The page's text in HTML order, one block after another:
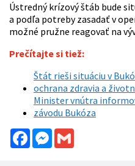
Ústredný krízový štáb bude
a podľa potreby zasadať v
možné pružne reagovať na
Prečítajte si tiež:
Štát rieši situáciu v
ochrana zdravia a
Minister vnútra
závodu Bukóza
FacebookMessenger